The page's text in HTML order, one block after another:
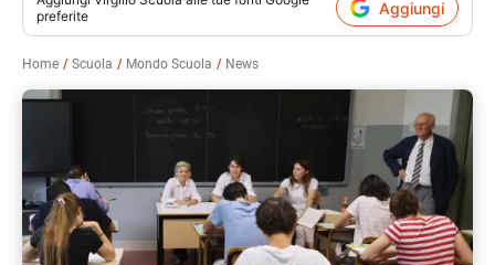
preferite
Aggiungi
Home Scuola Mondo Scuola News